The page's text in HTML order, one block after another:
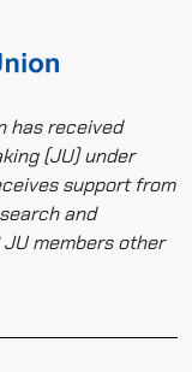
has received
(JU) under
support from
and
members other